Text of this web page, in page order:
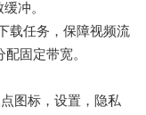
冲。
载任务，保障视频流
固定带宽。
图标，设置，隐私